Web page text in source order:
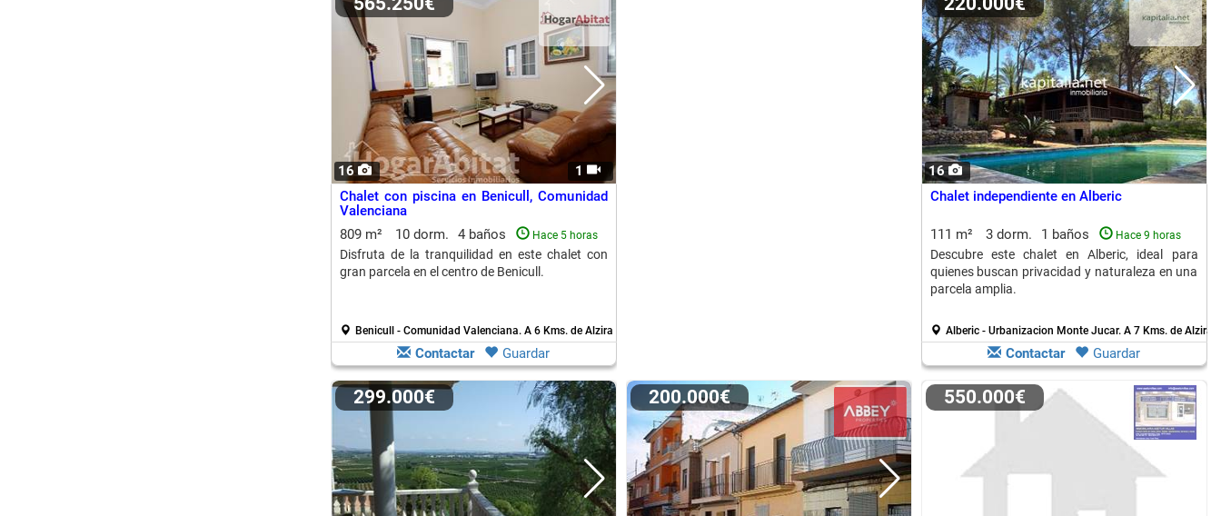
16 1
Chalet con piscina en Benicull, Comunidad
Valenciana
809 m²
10 dorm. 4 baños Hace 5 horas
Disfruta de la tranquilidad en este chalet con
gran parcela en el centro de Benicull.
Benicull - Comunidad Valenciana. A 6 Kms. de Alzira
Contactar Guardar
16
Chalet independiente en Alberic
111 m² 3 dorm. 1 baños Hace 9 horas
Descubre este chalet en Alberic, ideal para
quienes buscan privacidad y naturaleza en una
parcela amplia.
Alberic - Urbanizacion Monte Jucar. A 7 Kms. de Alzira
Contactar Guardar
299.000€ 200.000€ 550.000€